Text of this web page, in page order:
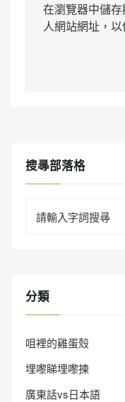
在瀏覽器中儲
人網站網址，
搜㝷部落格
for:
分類
咀裡的雞蛋殼
埋嚟睇埋嚟揀
廣東話vs日本語